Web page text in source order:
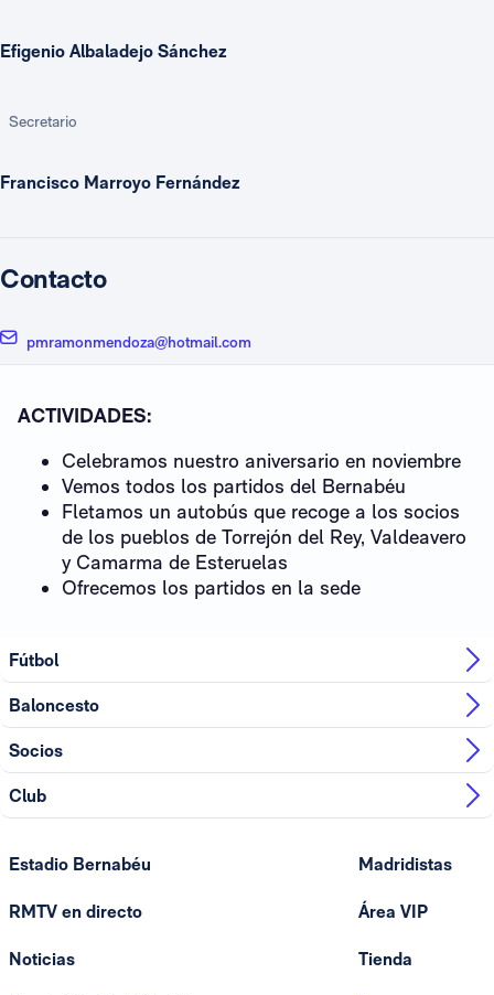
Efigenio Albaladejo Sánchez
Secretario
Francisco Marroyo Fernández
Contacto
pmramonmendoza@hotmail.com
ACTIVIDADES:
Celebramos nuestro aniversario en noviembre
Vemos todos los partidos del Bernabéu
Fletamos un autobús que recoge a los socios
de los pueblos de Torrejón del Rey, Valdeavero
y Camarma de Esteruelas
Ofrecemos los partidos en la sede
Fútbol
Baloncesto
Socios
Club
Estadio Bernabéu
RMTV en directo
Noticias
Madridistas
Área VIP
Tienda